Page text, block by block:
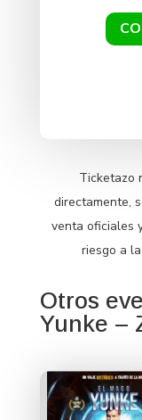
Ticketazo
directamente,
venta oficiales
riesgo a
Otros
Yunke –